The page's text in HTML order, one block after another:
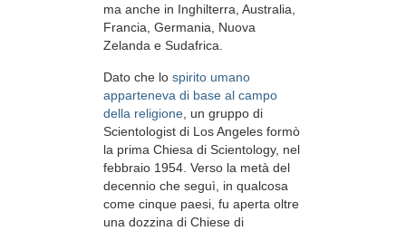
ma anche in Inghilterra, Australia,
Francia, Germania, Nuova
Zelanda e Sudafrica.
Dato che lo spirito umano
apparteneva di base al campo
della religione , un gruppo di
Scientologist di Los Angeles formò
la prima Chiesa di Scientology, nel
febbraio 1954. Verso la metà del
decennio che seguì, in qualcosa
come cinque paesi, fu aperta oltre
una dozzina di Chiese di